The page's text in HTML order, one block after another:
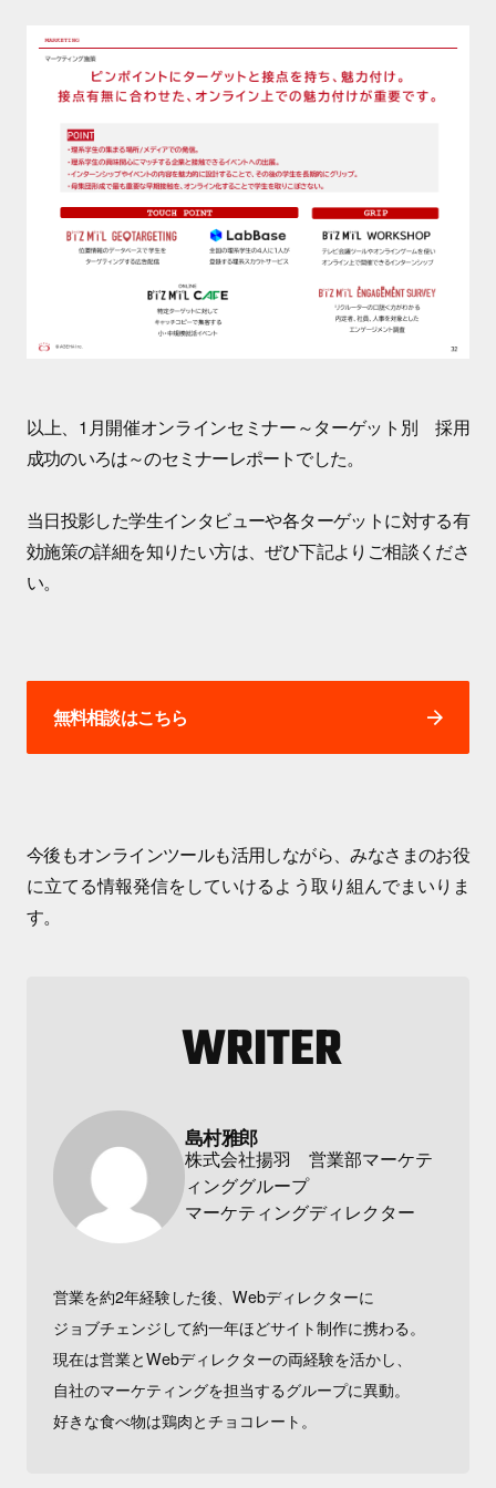
以上、1月開催オンラインセミナー～ターゲット別 採用
成功のいろは～のセミナーレポートでした。
当日投影した学生インタビューや各ターゲットに対する有
効施策の詳細を知りたい方は、ぜひ下記よりご相談くださ
い。
無料相談はこちら
今後もオンラインツールも活用しながら、みなさまのお役
に立てる情報発信をしていけるよう取り組んでまいりま
す。
WRITER
島村雅郎
株式会社揚羽 営業部マーケテ
ィンググループ
マーケティングディレクター
営業を約2年経験した後、Webディレクターに
ジョブチェンジして約一年ほどサイト制作に携わる。
現在は営業とWebディレクターの両経験を活かし、
自社のマーケティングを担当するグループに異動。
好きな食べ物は鶏肉とチョコレート。